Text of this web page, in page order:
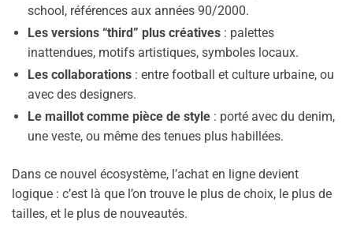
school, références aux années 90/2000.
Les versions “third” plus créatives : palettes
inattendues, motifs artistiques, symboles locaux.
Les collaborations : entre football et culture urbaine, ou
avec des designers.
Le maillot comme pièce de style : porté avec du denim,
une veste, ou même des tenues plus habillées.
Dans ce nouvel écosystème, l’achat en ligne devient
logique : c’est là que l’on trouve le plus de choix, le plus de
tailles, et le plus de nouveautés.